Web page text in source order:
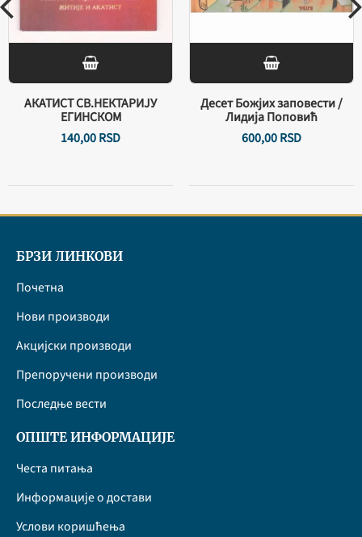
АКАТИСТ СВ.НЕКТАРИЈУ
ЕГИНСКОМ
140,00RSD
Десет Божјих заповести /
Лидија Поповић
600,00RSD
БРЗИ ЛИНКОВИ
Почетна
Нови производи
Акцијски производи
Препоручени производи
Последње вести
ОПШТЕ ИНФОРМАЦИЈЕ
Честа питања
Информације о достави
Услови коришћења